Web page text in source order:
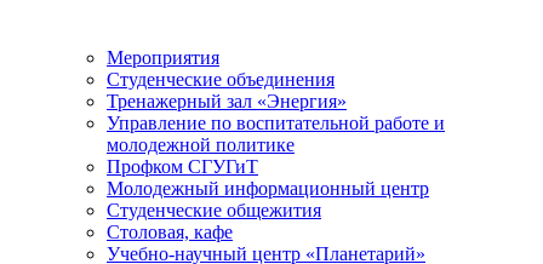
Мероприятия
Студенческие объединения
Тренажерный зал «Энергия»
Управление по воспитательной работе и
молодежной политике
Профком СГУГиТ
Молодежный информационный центр
Студенческие общежития
Столовая, кафе
Учебно-научный центр «Планетарий»